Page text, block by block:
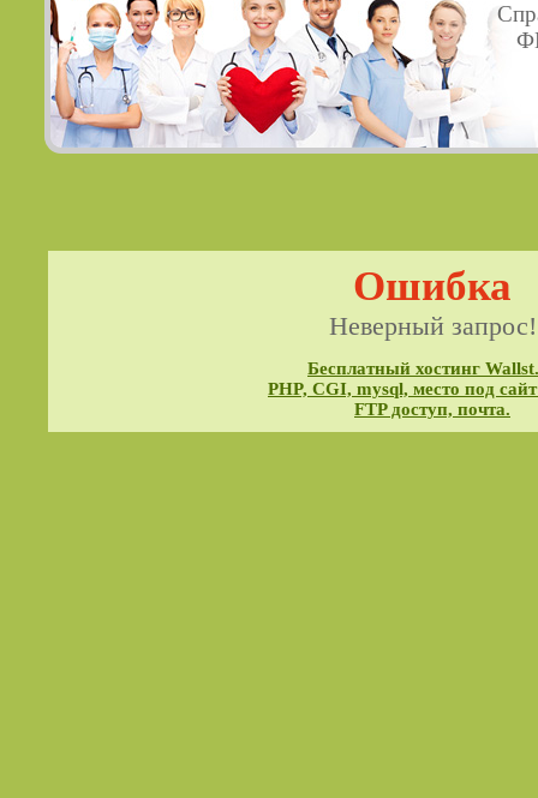
Ошибка
Неверный запрос!
Бесплатный хостинг
PHP, CGI, mysql, место под
FTP доступ, почта.